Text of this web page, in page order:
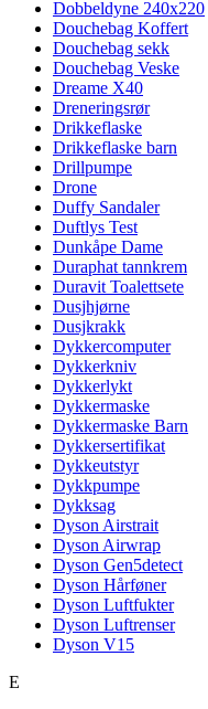
Dobbeldyne 240x220
Douchebag Koffert
Douchebag sekk
Douchebag Veske
Dreame X40
Dreneringsrør
Drikkeflaske
Drikkeflaske barn
Drillpumpe
Drone
Duffy Sandaler
Duftlys Test
Dunkåpe Dame
Duraphat tannkrem
Duravit Toalettsete
Dusjhjørne
Dusjkrakk
Dykkercomputer
Dykkerkniv
Dykkerlykt
Dykkermaske
Dykkermaske Barn
Dykkersertifikat
Dykkeutstyr
Dykkpumpe
Dykksag
Dyson Airstrait
Dyson Airwrap
Dyson Gen5detect
Dyson Hårføner
Dyson Luftfukter
Dyson Luftrenser
Dyson V15
E